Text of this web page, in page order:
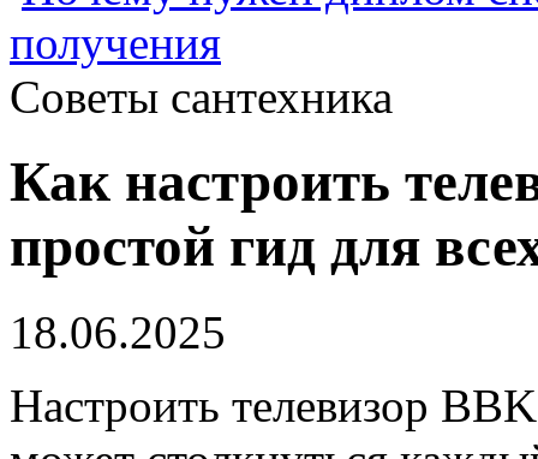
получения
Советы сантехника
Как настроить
простой гид для
18.06.2025
Настроить телевизор